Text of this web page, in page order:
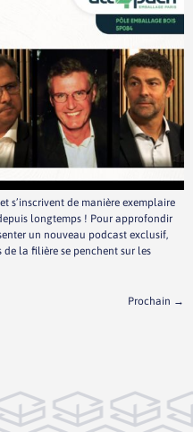
s’inscrivent de manière exemplaire
longtemps ! Pour approfondir
un nouveau podcast exclusif,
de la filière se penchent sur les
Prochain →